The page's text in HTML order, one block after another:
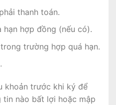
thanh toán.
hợp đồng (nếu có).
trường hợp quá hạn.
khoản trước khi ký để
nào bất lợi hoặc mập